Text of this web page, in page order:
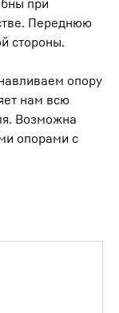
при
Переднюю
стороны.
опору
нам всю
Возможна
опорами с